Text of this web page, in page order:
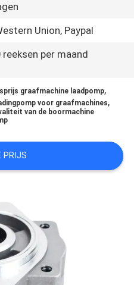
Union, Paypal
reeksen per maand
graafmachine laadpomp,
voor graafmachines,
van de boormachine
PRIJS